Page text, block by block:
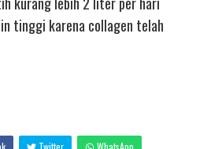
tinggi karena collagen telah